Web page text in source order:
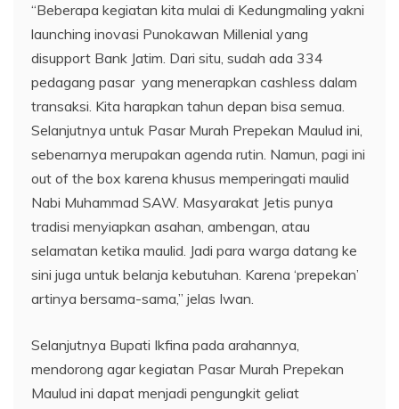
“Beberapa kegiatan kita mulai di Kedungmaling yakni
launching inovasi Punokawan Millenial yang
disupport Bank Jatim. Dari situ, sudah ada 334
pedagang pasar yang menerapkan cashless dalam
transaksi. Kita harapkan tahun depan bisa semua.
Selanjutnya untuk Pasar Murah Prepekan Maulud ini,
sebenarnya merupakan agenda rutin. Namun, pagi ini
out of the box karena khusus memperingati maulid
Nabi Muhammad SAW. Masyarakat Jetis punya
tradisi menyiapkan asahan, ambengan, atau
selamatan ketika maulid. Jadi para warga datang ke
sini juga untuk belanja kebutuhan. Karena ‘prepekan’
artinya bersama-sama,” jelas Iwan.
Selanjutnya Bupati Ikfina pada arahannya,
mendorong agar kegiatan Pasar Murah Prepekan
Maulud ini dapat menjadi pengungkit geliat